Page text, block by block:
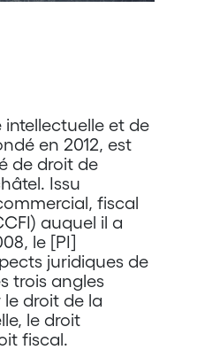
intellectuelle et de
en 2012, est
de droit de
Issu
fiscal
auquel il a
le [PI]
juridiques de
trois angles
droit de la
le droit
fiscal.